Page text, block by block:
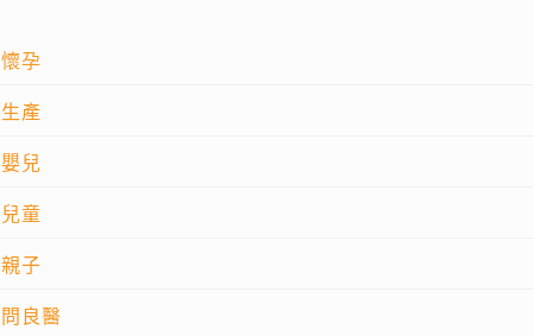
懷孕
生產
嬰兒
兒童
親子
問良醫